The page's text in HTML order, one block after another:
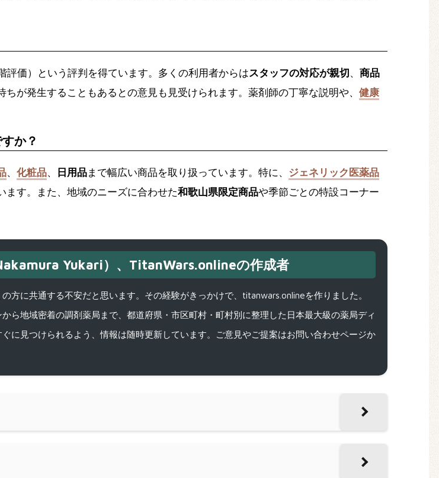
階評価）という評判を得ています。多くの利用者からはスタッフの対応が親切、 商品
が発生することもあるとの意見も見受けられます。薬剤師の丁寧な説明や、 健康
か？
、 化粧品、 日用品まで幅広い商品を取り扱っています。特に、 ジェネリック医薬品
す。また、地域のニーズに合わせた和歌山県限定商品や季節ごとの特設コーナー
Yukari）、TitanWars.onlineの作成者
方に共通する不安だと思います。その経験がきっかけで、titanwars.onlineを作りました。
ら地域密着の調剤薬局まで、都道府県・市区町村・町村別に整理した日本最大級の薬局ディ
に見つけられるよう、情報は随時更新しています。ご意見やご提案はお問い合わせページか